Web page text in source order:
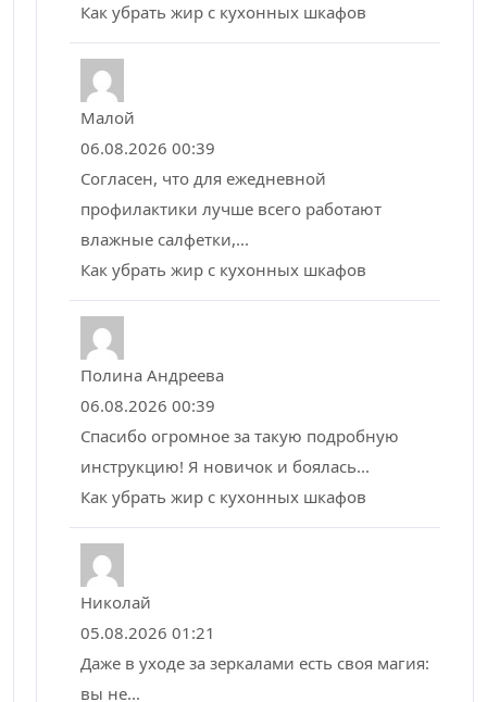
Как убрать жир с кухонных шкафов
Малой
06.08.2026 00:39
Согласен, что для ежедневной
профилактики лучше всего работают
влажные салфетки,...
Как убрать жир с кухонных шкафов
Полина Андреева
06.08.2026 00:39
Спасибо огромное за такую подробную
инструкцию! Я новичок и боялась...
Как убрать жир с кухонных шкафов
Николай
05.08.2026 01:21
Даже в уходе за зеркалами есть своя магия:
вы не...